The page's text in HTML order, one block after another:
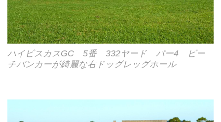
ハイビスカスGC 5番 332ヤード パー4 ビー
チバンカーが綺麗な右ドッグレッグホール